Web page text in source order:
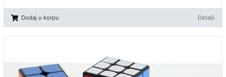
Dodaj u korpu Detalji